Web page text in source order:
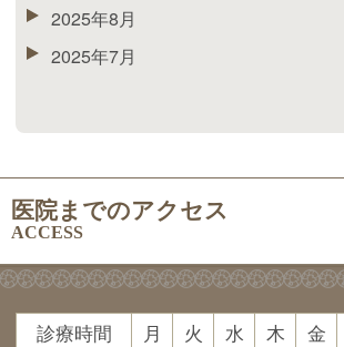
2025年8月
2025年7月
医院までのアクセス
ACCESS
診療時間 月 火 水 木 金